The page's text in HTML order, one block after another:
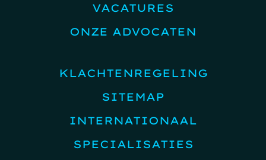
VACATURES
ONZE ADVOCATEN
KLACHTENREGELING
SITEMAP
INTERNATIONAAL
SPECIALISATIES